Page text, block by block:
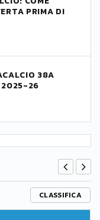
PRIMA DI
38A
2025-26
CLASSIFICA